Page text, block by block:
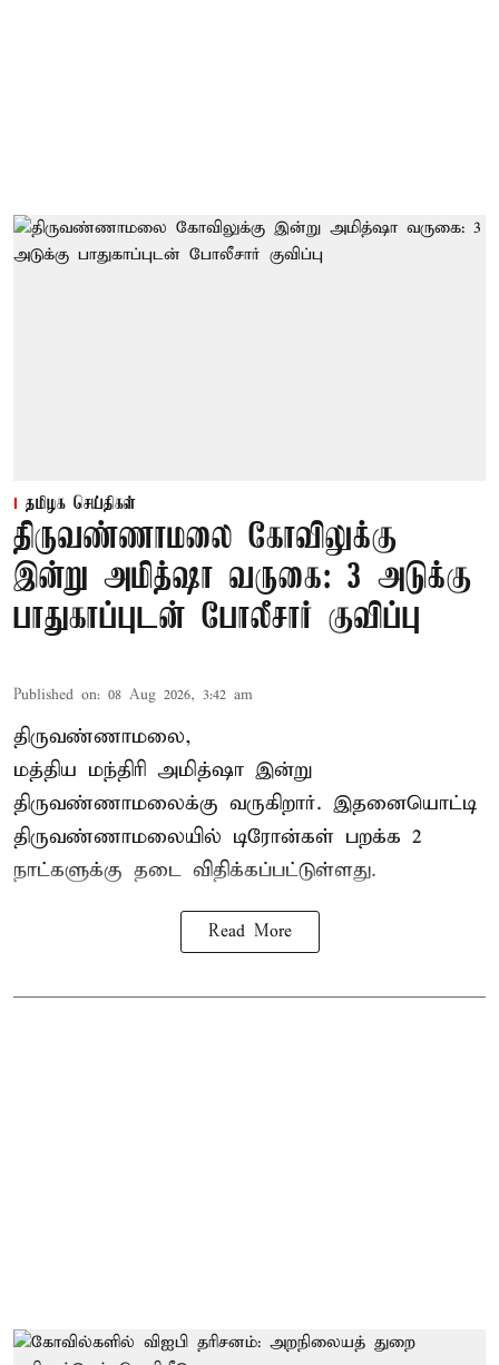
தமிழக செய்திகள்
திருவண்ணாமலை கோவிலுக்கு
இன்று அமித்ஷா வருகை: 3 அடுக்கு
பாதுகாப்புடன் போலீசார் குவிப்பு
Published on: 08 Aug 2026, 3:42 am
திருவண்ணாமலை,
மத்திய மந்திரி அமித்ஷா இன்று
திருவண்ணாமலைக்கு வருகிறார். இதனையொட்டி
திருவண்ணாமலையில் டிரோன்கள் பறக்க 2
நாட்களுக்கு தடை விதிக்கப்பட்டுள்ளது.
Read More